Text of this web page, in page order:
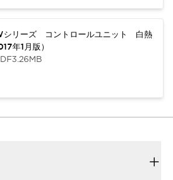
シリーズ コントロールユニット 白熱
年1月版）
3.26MB